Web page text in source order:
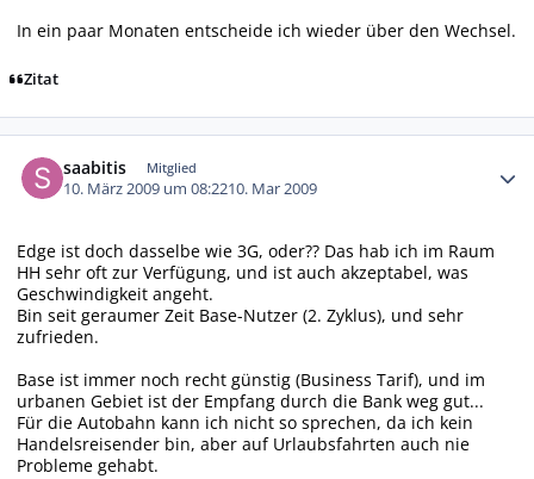
In ein paar Monaten entscheide ich wieder über den Wechsel.
Zitat
saabitis Mitglied
10. März 2009 um 08:2210. Mar 2009
Edge ist doch dasselbe wie 3G, oder?? Das hab ich im Raum
HH sehr oft zur Verfügung, und ist auch akzeptabel, was
Geschwindigkeit angeht.
Bin seit geraumer Zeit Base-Nutzer (2. Zyklus), und sehr
zufrieden.
Base ist immer noch recht günstig (Business Tarif), und im
urbanen Gebiet ist der Empfang durch die Bank weg gut...
Für die Autobahn kann ich nicht so sprechen, da ich kein
Handelsreisender bin, aber auf Urlaubsfahrten auch nie
Probleme gehabt.